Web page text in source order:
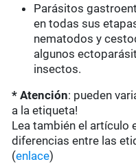
Parásitos
en todas sus
nematodos y
algunos
insectos.
* Atención: pueden
a la etiqueta!
Lea también el artículo
diferencias entre las
(enlace)